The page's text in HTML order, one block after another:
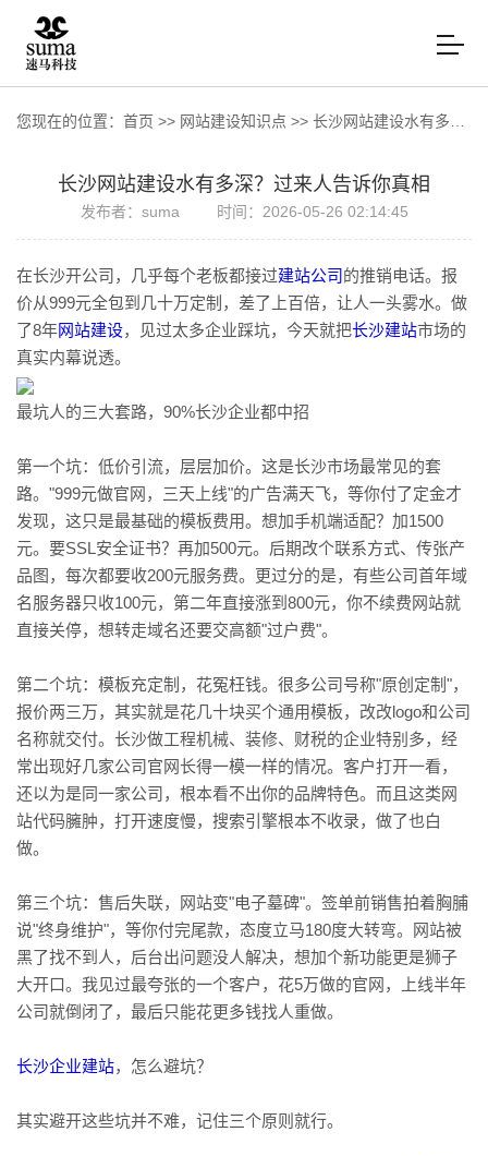
您现在的位置： 首页 >> 网站建设知识点 >> 长沙网站建设水有多深？过来人告诉你真相
长沙网站建设水有多深？过来人告诉你真相
发布者：suma 时间：2026-05-26 02:14:45
在长沙开公司，几乎每个老板都接过建站公司的推销电话。报
价从999元全包到几十万定制，差了上百倍，让人一头雾水。做
了8年网站建设，见过太多企业踩坑，今天就把长沙建站市场的
真实内幕说透。
最坑人的三大套路，90%长沙企业都中招
第一个坑：低价引流，层层加价。这是长沙市场最常见的套
路。"999元做官网，三天上线"的广告满天飞，等你付了定金才
发现，这只是最基础的模板费用。想加手机端适配？加1500
元。要SSL安全证书？再加500元。后期改个联系方式、传张产
品图，每次都要收200元服务费。更过分的是，有些公司首年域
名服务器只收100元，第二年直接涨到800元，你不续费网站就
直接关停，想转走域名还要交高额"过户费"。
第二个坑：模板充定制，花冤枉钱。很多公司号称"原创定制"，
报价两三万，其实就是花几十块买个通用模板，改改logo和公司
名称就交付。长沙做工程机械、装修、财税的企业特别多，经
常出现好几家公司官网长得一模一样的情况。客户打开一看，
还以为是同一家公司，根本看不出你的品牌特色。而且这类网
站代码臃肿，打开速度慢，搜索引擎根本不收录，做了也白
做。
第三个坑：售后失联，网站变"电子墓碑"。签单前销售拍着胸脯
说"终身维护"，等你付完尾款，态度立马180度大转弯。网站被
黑了找不到人，后台出问题没人解决，想加个新功能更是狮子
大开口。我见过最夸张的一个客户，花5万做的官网，上线半年
公司就倒闭了，最后只能花更多钱找人重做。
长沙企业建站，怎么避坑？
其实避开这些坑并不难，记住三个原则就行。